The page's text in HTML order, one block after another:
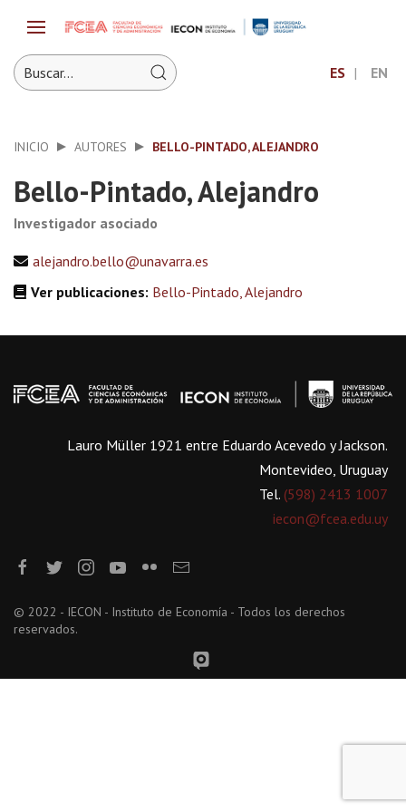
ES EN
INICIO AUTORES BELLO-PINTADO, ALEJANDRO
Bello-Pintado, Alejandro
Investigador asociado
alejandro.bello@unavarra.es
Ver publicaciones: Bello-Pintado, Alejandro
Lauro Müller 1921 entre Eduardo Acevedo y Jackson.
Montevideo, Uruguay
Tel. (598) 2413 1007
iecon@fcea.edu.uy
© 2022 - IECON - Instituto de Economía - Todos los derechos
reservados.